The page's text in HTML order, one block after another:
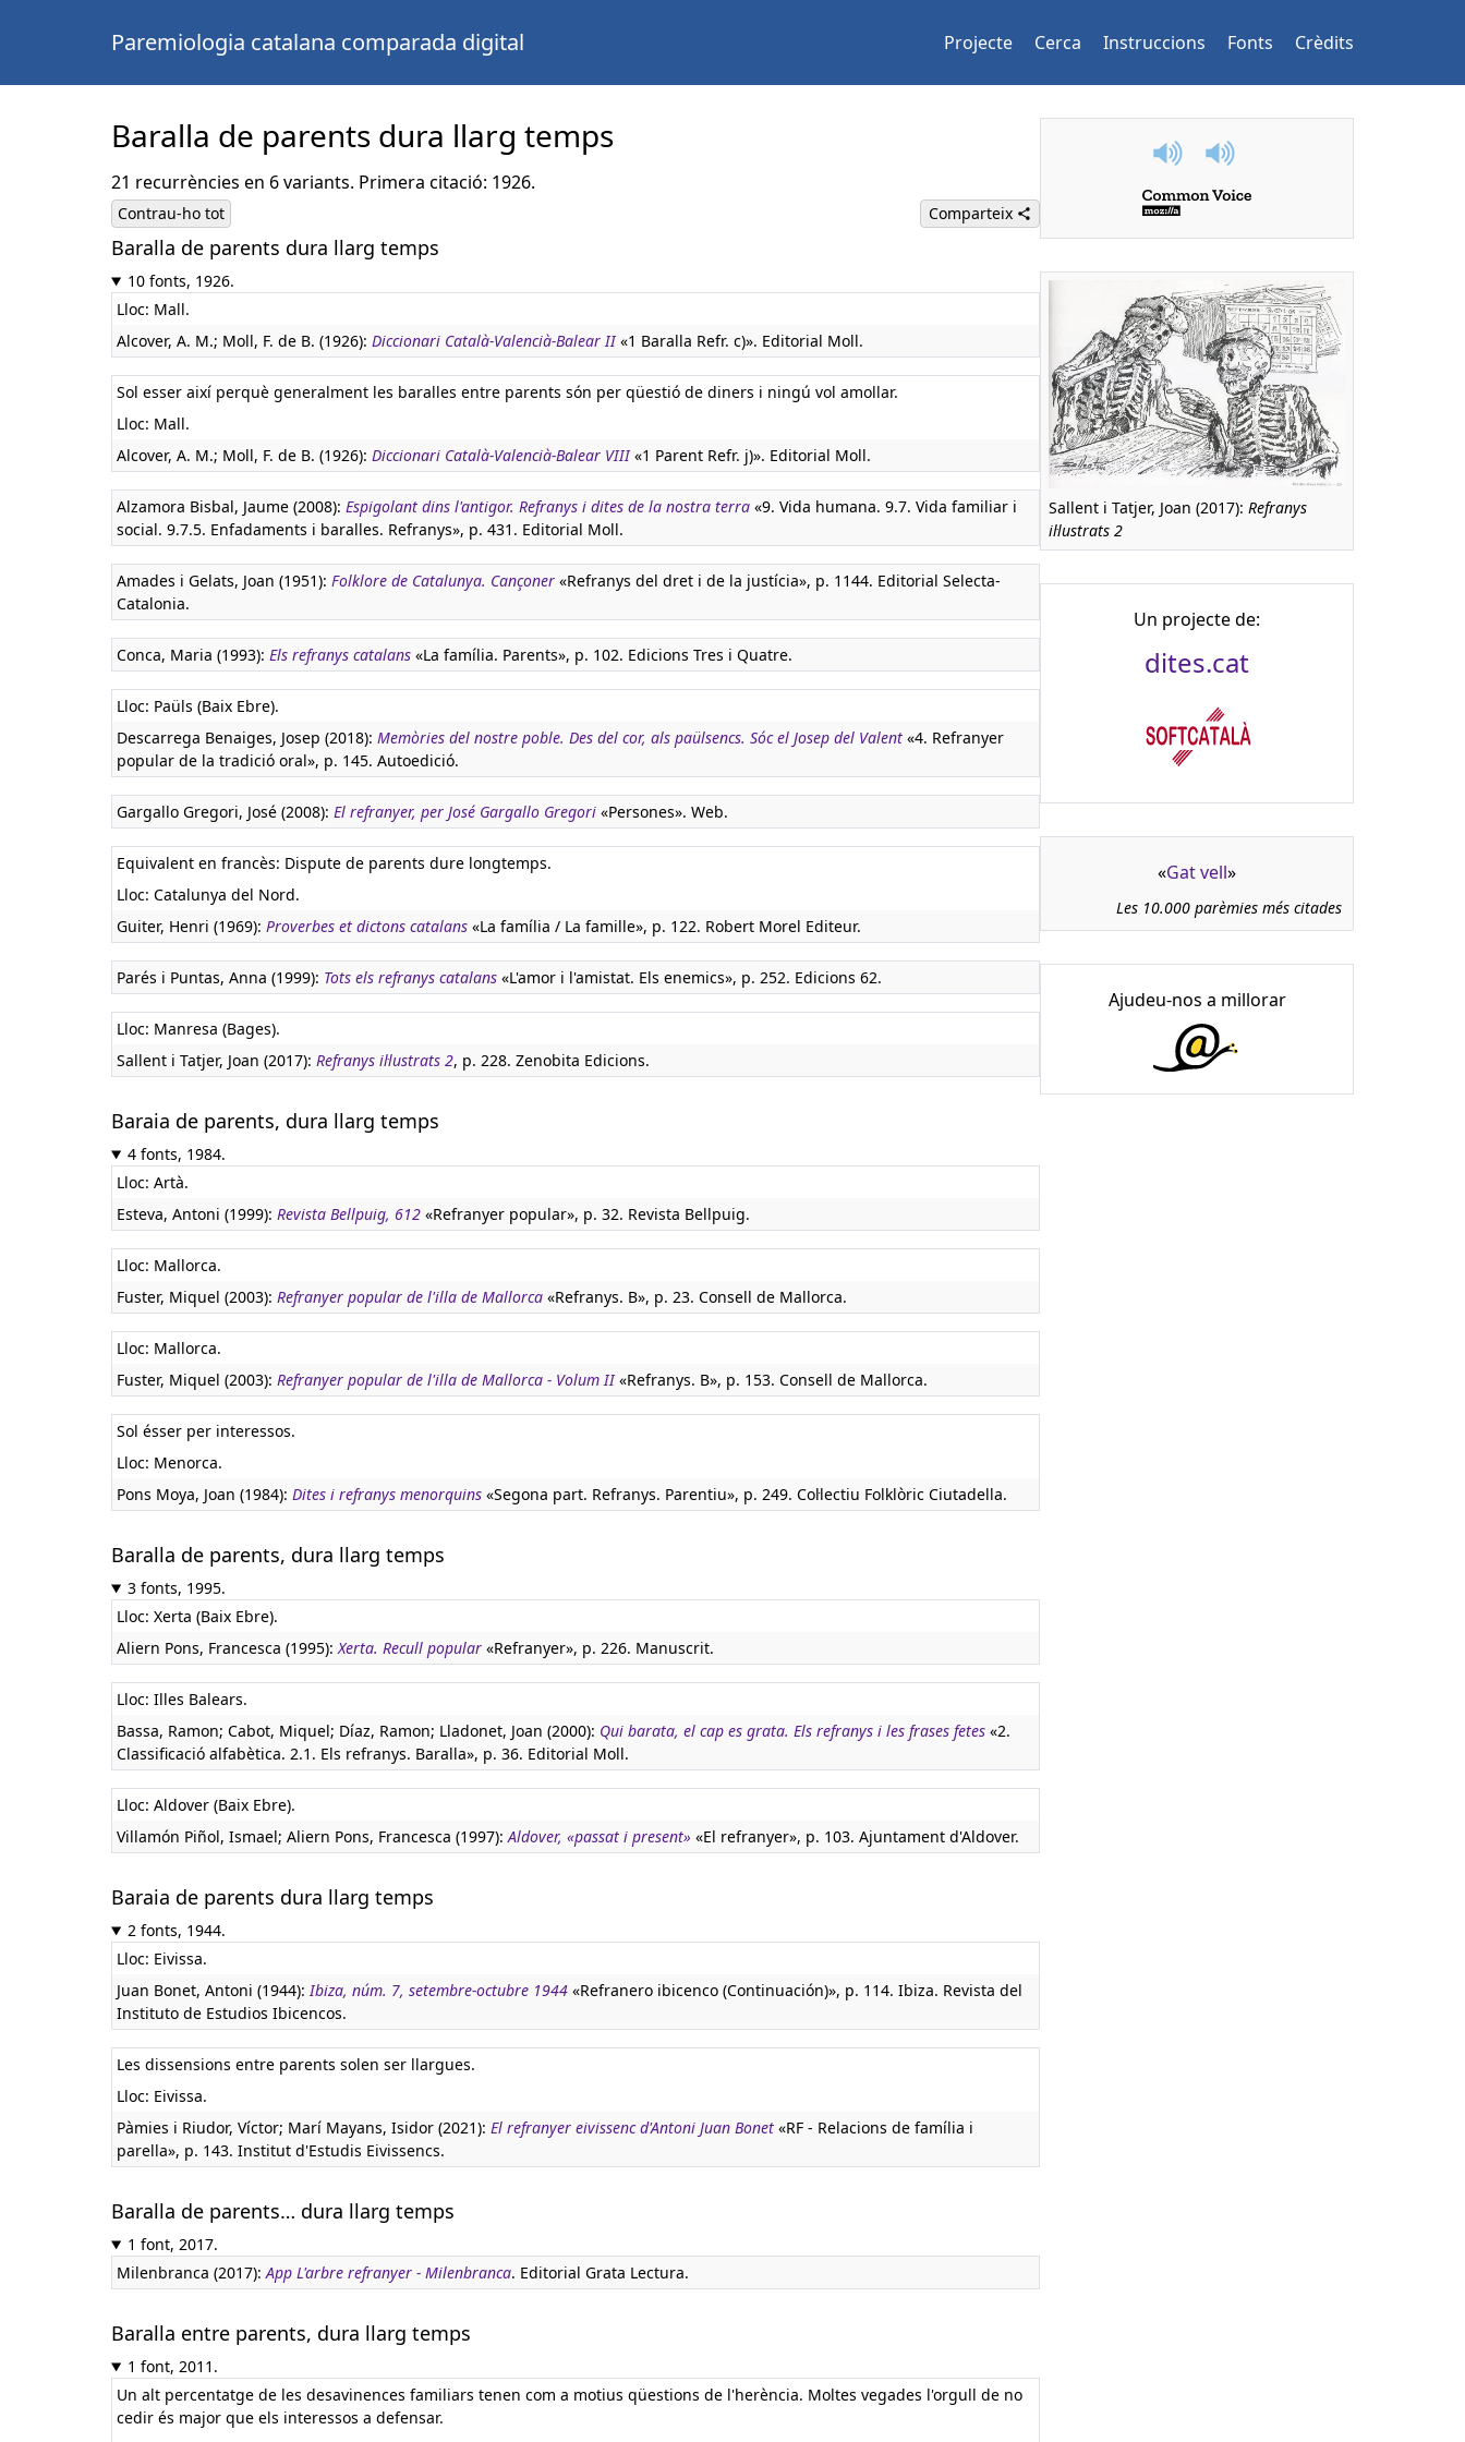
Paremiologia catalana comparada digital Projecte Cerca Instruccions Fonts Crèdits
Baralla de parents dura llarg temps
21 recurrències en 6 variants. Primera citació: 1926.
Contrau-ho tot Comparteix
Baralla de parents dura llarg temps
10 fonts, 1926.
Lloc: Mall.
Alcover, A. M.; Moll, F. de B. (1926): Diccionari Català-Valencià-Balear II«1 Baralla Refr. c)». Editorial Moll.
Sol esser així perquè generalment les baralles entre parents són per qüestió de diners i ningú vol amollar.
Lloc: Mall.
Alcover, A. M.; Moll, F. de B. (1926): Diccionari Català-Valencià-Balear VIII«1 Parent Refr. j)». Editorial Moll.
Alzamora Bisbal, Jaume (2008): Espigolant dins l'antigor. Refranys i dites de la nostra terra «9. Vida humana. 9.7. Vida familiar i
social. 9.7.5. Enfadaments i baralles. Refranys», p. 431. Editorial Moll.
Amades i Gelats, Joan (1951): Folklore de Catalunya. Cançoner «Refranys del dret i de la justícia», p. 1144. Editorial Selecta-
Catalonia.
Conca, Maria (1993): Els refranys catalans «La família. Parents», p. 102. Edicions Tres i Quatre.
Lloc: Paüls (Baix Ebre).
Descarrega Benaiges, Josep (2018): Memòries del nostre poble. Des del cor, als paülsencs. Sóc el Josep del Valent «4. Refranyer
popular de la tradició oral», p. 145. Autoedició.
Gargallo Gregori, José (2008): El refranyer, per José Gargallo Gregori «Persones». Web.
Equivalent en francès: Dispute de parents dure longtemps.
Lloc: Catalunya del Nord.
Guiter, Henri (1969): Proverbes et dictons catalans «La família / La famille», p. 122. Robert Morel Editeur.
Parés i Puntas, Anna (1999): Tots els refranys catalans «L'amor i l'amistat. Els enemics», p. 252. Edicions 62.
Lloc: Manresa (Bages).
Sallent i Tatjer, Joan (2017): Refranys il·lustrats 2, p. 228. Zenobita Edicions.
Baraia de parents, dura llarg temps
4 fonts, 1984.
Lloc: Artà.
Esteva, Antoni (1999): Revista Bellpuig, 612 «Refranyer popular», p. 32. Revista Bellpuig.
Lloc: Mallorca.
Fuster, Miquel (2003): Refranyer popular de l'illa de Mallorca «Refranys. B», p. 23. Consell de Mallorca.
Lloc: Mallorca.
Fuster, Miquel (2003): Refranyer popular de l'illa de Mallorca - Volum II«Refranys. B», p. 153. Consell de Mallorca.
Sol ésser per interessos.
Lloc: Menorca.
Pons Moya, Joan (1984): Dites i refranys menorquins «Segona part. Refranys. Parentiu», p. 249. Col·lectiu Folklòric Ciutadella.
Baralla de parents, dura llarg temps
3 fonts, 1995.
Lloc: Xerta (Baix Ebre).
Aliern Pons, Francesca (1995):Xerta. Recull popular «Refranyer», p. 226. Manuscrit.
Lloc: Illes Balears.
Bassa, Ramon; Cabot, Miquel; Díaz, Ramon; Lladonet, Joan (2000): Qui barata, el cap es grata. Els refranys i les frases fetes «2.
Classificació alfabètica. 2.1. Els refranys. Baralla», p. 36. Editorial Moll.
Lloc: Aldover (Baix Ebre).
Villamón Piñol, Ismael; Aliern Pons, Francesca (1997):Aldover, «passat i present» «El refranyer», p. 103. Ajuntament d'Aldover.
Baraia de parents dura llarg temps
2 fonts, 1944.
Lloc: Eivissa.
Juan Bonet, Antoni (1944):Ibiza, núm. 7, setembre-octubre 1944 «Refranero ibicenco (Continuación)», p. 114. Ibiza. Revista del
Instituto de Estudios Ibicencos.
Les dissensions entre parents solen ser llargues.
Lloc: Eivissa.
Pàmies i Riudor, Víctor; Marí Mayans, Isidor (2021): El refranyer eivissenc d'Antoni Juan Bonet «RF - Relacions de família i
parella», p. 143. Institut d'Estudis Eivissencs.
Baralla de parents… dura llarg temps
1 font, 2017.
Milenbranca (2017):App L'arbre refranyer - Milenbranca. Editorial Grata Lectura.
Baralla entre parents, dura llarg temps
1 font, 2011.
Un alt percentatge de les desavinences familiars tenen com a motius qüestions de l'herència. Moltes vegades l'orgull de no
cedir és major que els interessos a defensar.
Sallent i Tatjer, Joan (2017): Refranys
il·lustrats 2
Un projecte de:
dites.cat
«Gat vell»
Les 10.000 parèmies més citades
Ajudeu-nos a millorar